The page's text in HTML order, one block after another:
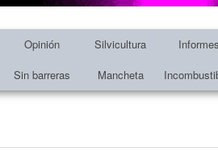
Opinión Silvicultura Informes
Sin barreras Mancheta